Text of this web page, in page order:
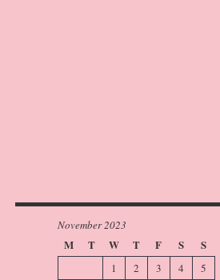
November 2023
M T W T F S S
1 2 3 4
5